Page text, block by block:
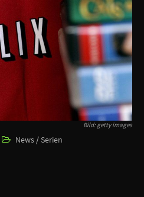
Bild: getty images
News / Serien